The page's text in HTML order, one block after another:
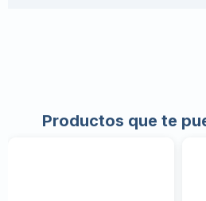
Productos que te